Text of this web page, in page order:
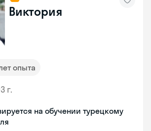
Виктория
опыта
г.
на обучении турецкому